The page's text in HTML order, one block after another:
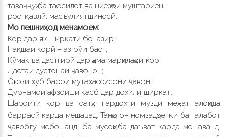
таваҷҷӯҳ ба тафсилот ва ниёзҳои муштариён;
ростқавлӣ, масъулиятшиносӣ.
Мо пешниҳод менамоем:
Кор дар як ширкати беназир;
Нақшаи корӣ – аз рӯи баст;
Кӯмак ва дастгирӣ дар ҳама марҳилаҳои кор;
Дастаи дӯстонаи ҷавонон;
Оғози хуб барои мутахассисони ҷавон;
Дурнамои афзоиши касб дар дохили ширкат.
Шароити кор ва сатҳи пардохти музди меҳнат
алоҳида
баррасӣ карда мешавад. Танҳо он номзадҳое, ки ба талабот
ҷавобгӯ мебошанд, ба мусоҳиба даъват карда мешаванд.